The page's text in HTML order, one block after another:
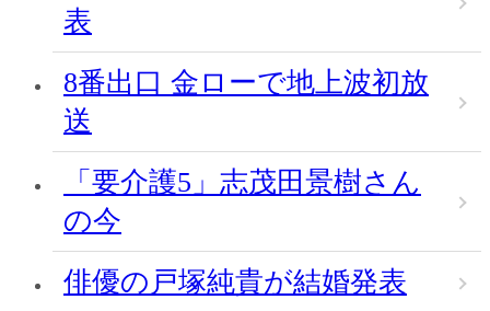
表
8番出口 金ローで地上波初放
送
「要介護5」志茂田景樹さん
の今
俳優の戸塚純貴が結婚発表